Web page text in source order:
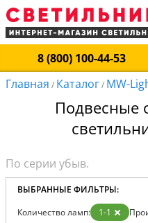
8 (800) 100-44-53
Главная / Каталог/ MW-
Подвесные
ВЫБРАННЫЕ ФИЛЬТРЫ:
Количество ламп: 1-1